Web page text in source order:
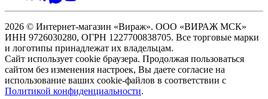
2026 © Интернет-магазин «Вираж». ООО «ВИРАЖ МСК»
ИНН 9726030280, ОГРН 1227700838705. Все торговые марки
и логотипы принадлежат их владельцам.
Сайт использует cookie браузера. Продолжая пользоваться
сайтом без изменения настроек, Вы даете согласие на
использование ваших cookie-файлов в соответствии с
Политикой конфиденциальности.